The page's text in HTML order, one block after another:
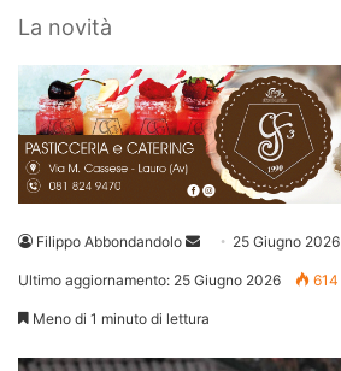
La novità
Filippo Abbondandolo
Invia 25 Giugno 2026
Ultimo aggiornamento: 25 Giugno 2026 614
Meno di 1 minuto di lettura